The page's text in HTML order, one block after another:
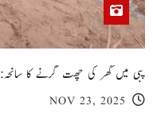
پبی میں گھر کی چھت گرنے کا سانحہ: 5 افراد جان کی بازی ہار گئے، 3 زخمی
NOV 23, 2025